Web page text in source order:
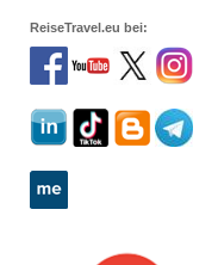
ReiseTravel.eu bei: